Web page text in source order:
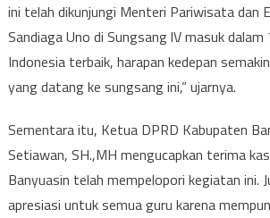
ini telah dikunjungi Menteri Pariwisata dan
Sandiaga Uno di Sungsang lV masuk
Indonesia terbaik, harapan kedepan
yang datang ke sungsang ini,” ujarnya.
Sementara itu, Ketua DPRD Kabupaten
Setiawan, SH.,MH mengucapkan terima
Banyuasin telah mempelopori kegiatan ini.
apresiasi untuk semua guru karena